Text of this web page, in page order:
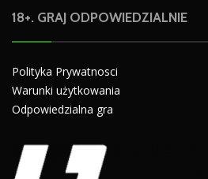
18+. GRAJ ODPOWIEDZIALNIE
Polityka Prywatnosci
Warunki użytkowania
Odpowiedzialna gra